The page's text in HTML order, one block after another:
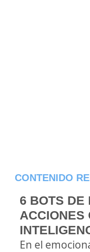
CONTENIDO
6 BOTS DE
ACCIONES
En el